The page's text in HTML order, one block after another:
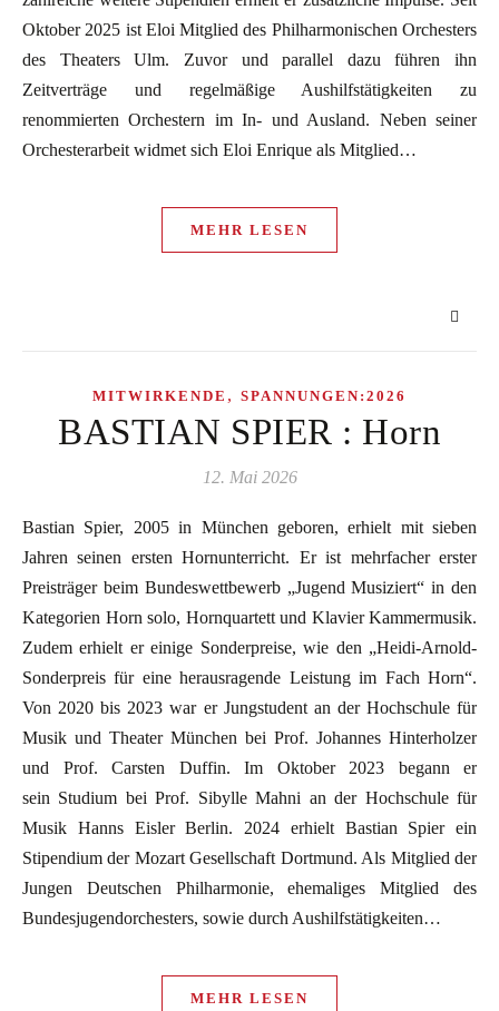
Oktober 2025 ist Eloi Mitglied des Philharmonischen Orchesters
des Theaters Ulm. Zuvor und parallel dazu führen ihn
Zeitverträge und regelmäßige Aushilfstätigkeiten zu
renommierten Orchestern im In- und Ausland. Neben seiner
Orchesterarbeit widmet sich Eloi Enrique als Mitglied…
MEHR LESEN
MITWIRKENDE , SPANNUNGEN:2026
BASTIAN SPIER : Horn
12. Mai 2026
Bastian Spier, 2005 in München geboren, erhielt mit sieben
Jahren seinen ersten Hornunterricht. Er ist mehrfacher erster
Preisträger beim Bundeswettbewerb „Jugend Musiziert“ in den
Kategorien Horn solo, Hornquartett und Klavier Kammermusik.
Zudem erhielt er einige Sonderpreise, wie den „Heidi-Arnold-
Sonderpreis für eine herausragende Leistung im Fach Horn“.
Von 2020 bis 2023 war er Jungstudent an der Hochschule für
Musik und Theater München bei Prof. Johannes Hinterholzer
und Prof. Carsten Duffin. Im Oktober 2023 begann er
sein Studium bei Prof. Sibylle Mahni an der Hochschule für
Musik Hanns Eisler Berlin. 2024 erhielt Bastian Spier ein
Stipendium der Mozart Gesellschaft Dortmund. Als Mitglied der
Jungen Deutschen Philharmonie, ehemaliges Mitglied des
Bundesjugendorchesters, sowie durch Aushilfstätigkeiten…
MEHR LESEN